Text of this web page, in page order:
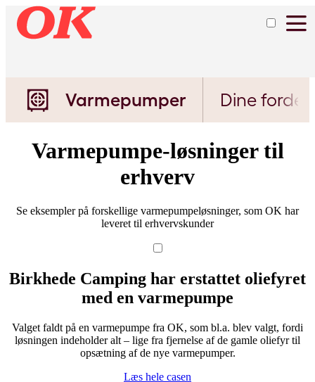
Varmepumper Dine
Varmepumpe-løsninger til
erhverv
Se eksempler på forskellige varmepumpeløsninger, som OK har
leveret til erhvervskunder
Birkhede Camping har erstattet oliefyret
med en varmepumpe
Valget faldt på en varmepumpe fra OK, som bl.a. blev valgt, fordi
løsningen indeholder alt – lige fra fjernelse af de gamle oliefyr til
opsætning af de nye varmepumper.
Læs hele casen
Varmepumpe
Varmepumpe